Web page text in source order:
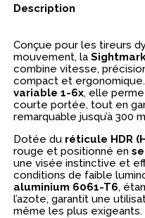
Description
Conçue pour les tireurs
mouvement, la
combine vitesse,
compact et
variable 1-6x, elle
courte portée, tout en
remarquable jusqu’à 300
Dotée du réticule HDR
rouge et positionné en
une visée instinctive et
conditions de faible
aluminium 6061-T6,
l’azote, garantit une
même les plus exigeants.